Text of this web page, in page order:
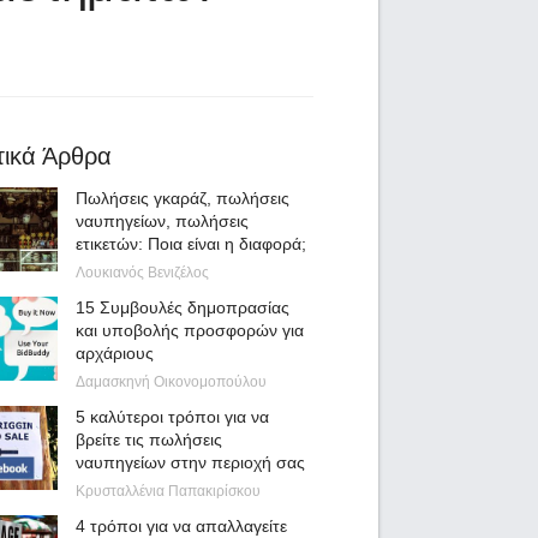
Άρθρα
Πωλήσεις γκαράζ, πωλήσεις
ναυπηγείων, πωλήσεις
ετικετών: Ποια είναι η διαφορά;
Λουκιανός Βενιζέλος
15 Συμβουλές δημοπρασίας
και υποβολής προσφορών για
αρχάριους
Δαμασκηνή Οικονομοπούλου
5 καλύτεροι τρόποι για να
βρείτε τις πωλήσεις
ναυπηγείων στην περιοχή σας
Κρυσταλλένια Παπακιρίσκου
4 τρόποι για να απαλλαγείτε